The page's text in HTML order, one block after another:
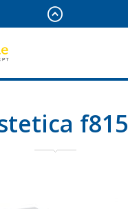
f815